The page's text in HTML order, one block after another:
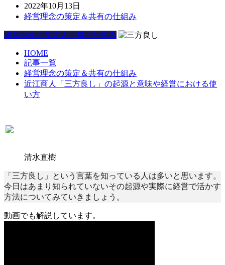
2022年10月13日
経営理念の策定＆共有の仕組み
経営理念の策定＆共有の仕組み
HOME
記事一覧
経営理念の策定＆共有の仕組み
近江商人「三方良し」の起源と意味や経営における使
い方
清水直樹
「三方良し」という言葉を知っている人は多いと思います。
今日はあまり知られていないその起源や実際に経営で活かす
方法についてみていきましょう。
動画でも解説しています。